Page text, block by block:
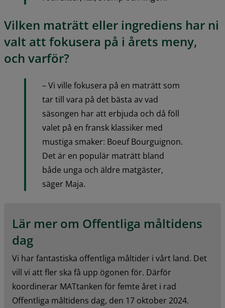
Vilken maträtt eller ingrediens har ni
valt att fokusera på i årets meny,
och varför?
– Vi ville fokusera på en maträtt som
tar till vara på det bästa av vad
säsongen har att erbjuda och då föll
valet på en fransk klassiker med
mustiga smaker: Boeuf Bourguignon.
Det är en populär maträtt bland
både unga och äldre matgäster,
säger Maja.
Lär mer om Offentliga måltidens
dag
Vi har fantastiska offentliga måltider i vårt land. Det
vill vi att fler ska få upp ögonen för. Därför
koordinerar MATtanken för femte året i rad
Offentliga måltidens dag, den 17 oktober 2024.